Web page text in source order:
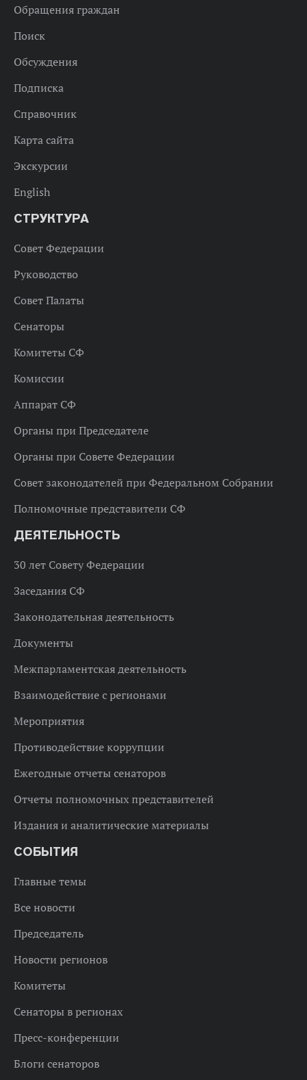
Обращения граждан
Поиск
Обсуждения
Подписка
Справочник
Карта сайта
Экскурсии
English
СТРУКТУРА
Совет Федерации
Руководство
Совет Палаты
Сенаторы
Комитеты СФ
Комиссии
Аппарат СФ
Органы при Председателе
Органы при Совете Федерации
Совет законодателей при Федеральном Собрании
Полномочные представители СФ
ДЕЯТЕЛЬНОСТЬ
30 лет Совету Федерации
Заседания СФ
Законодательная деятельность
Документы
Межпарламентская деятельность
Взаимодействие с регионами
Мероприятия
Противодействие коррупции
Ежегодные отчеты сенаторов
Отчеты полномочных представителей
Издания и аналитические материалы
СОБЫТИЯ
Главные темы
Все новости
Председатель
Новости регионов
Комитеты
Сенаторы в регионах
Пресс-конференции
Блоги сенаторов